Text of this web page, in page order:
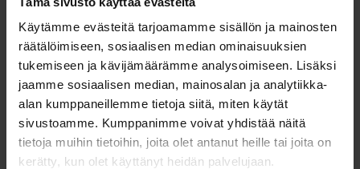
Käytämme evästeitä tarjoamamme sisällön ja mainosten
räätälöimiseen, sosiaalisen median ominaisuuksien
tukemiseen ja kävijämäärämme analysoimiseen. Lisäksi
jaamme sosiaalisen median, mainosalan ja analytiikka-
alan kumppaneillemme tietoja siitä, miten käytät
sivustoamme. Kumppanimme voivat yhdistää näitä
tietoja muihin tietoihin, joita olet antanut heille tai joita on
kerätty, kun olet käyttänyt heidän palvelujaan.